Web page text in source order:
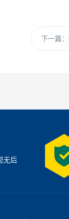
下一篇：
无后